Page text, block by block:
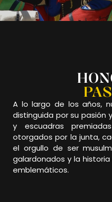
A lo largo de los años,
distinguida por su pasión
y escuadras
otorgados por la junta,
el orgullo de ser
galardonados y la
emblemáticos.